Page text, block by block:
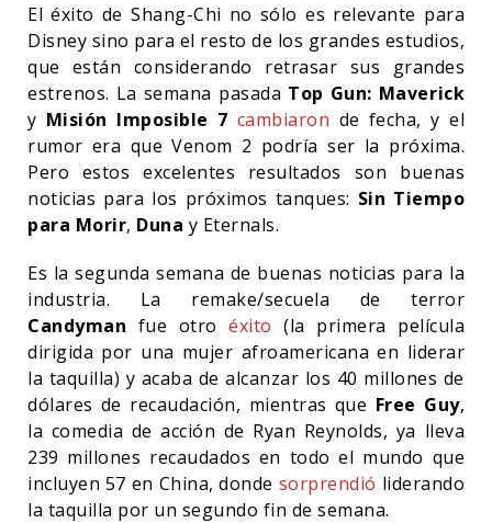
El éxito de Shang-Chi no sólo es relevante para
Disney sino para el resto de los grandes estudios,
que están considerando retrasar sus grandes
estrenos. La semana pasada Top Gun: Maverick
y Misión Imposible 7 cambiaron de fecha, y el
rumor era que Venom 2 podría ser la próxima.
Pero estos excelentes resultados son buenas
noticias para los próximos tanques: Sin Tiempo
para Morir, Duna y Eternals.
Es la segunda semana de buenas noticias para la
industria. La remake/secuela de terror
Candyman fue otro éxito (la primera película
dirigida por una mujer afroamericana en liderar
la taquilla) y acaba de alcanzar los 40 millones de
dólares de recaudación, mientras que Free Guy,
la comedia de acción de Ryan Reynolds, ya lleva
239 millones recaudados en todo el mundo que
incluyen 57 en China, donde sorprendió liderando
la taquilla por un segundo fin de semana.